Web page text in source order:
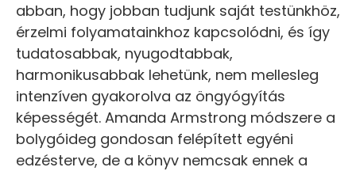
abban, hogy jobban tudjunk saját testünkhöz,
érzelmi folyamatainkhoz kapcsolódni, és így
tudatosabbak, nyugodtabbak,
harmonikusabbak lehetünk, nem mellesleg
intenzíven gyakorolva az öngyógyítás
képességét. Amanda Armstrong módszere a
bolygóideg gondosan felépített egyéni
edzésterve, de a könyv nemcsak ennek a